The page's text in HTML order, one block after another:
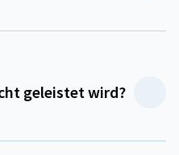
geleistet wird?